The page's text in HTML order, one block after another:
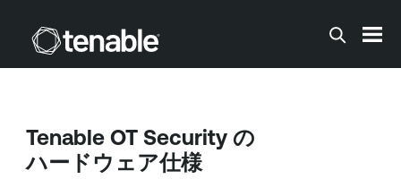
メインコンテンツに移動する
Tenable OT Securityの
ハードウェア仕様